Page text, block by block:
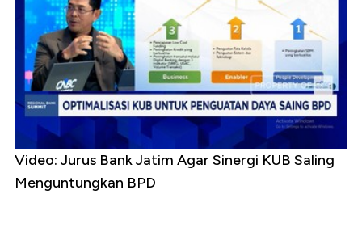
Video: Jurus Bank Jatim Agar Sinergi KUB Saling
Menguntungkan BPD